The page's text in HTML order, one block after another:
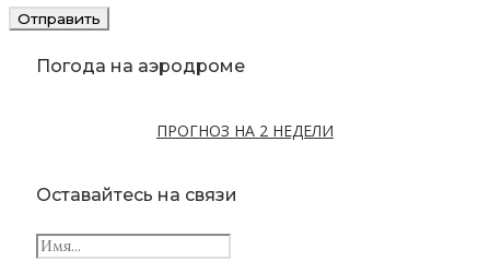
Погода на аэродроме
ПРОГНОЗ НА 2 НЕДЕЛИ
Оставайтесь на связи